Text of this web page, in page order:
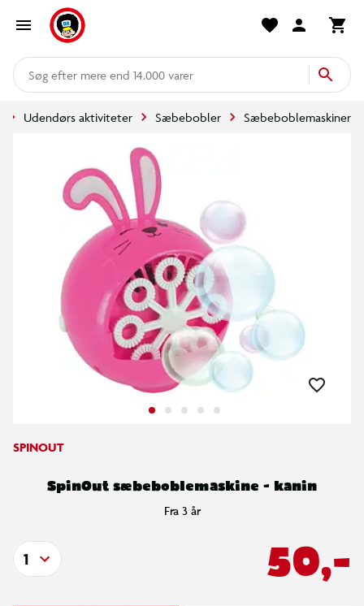
mere end 14.000 varer
Udendørs aktiviteter Sæbebobler Sæbeboblemaskiner
SPINOUT
SpinOut sæbeboblemaskine - kanin
Fra 3 år
50,-
1